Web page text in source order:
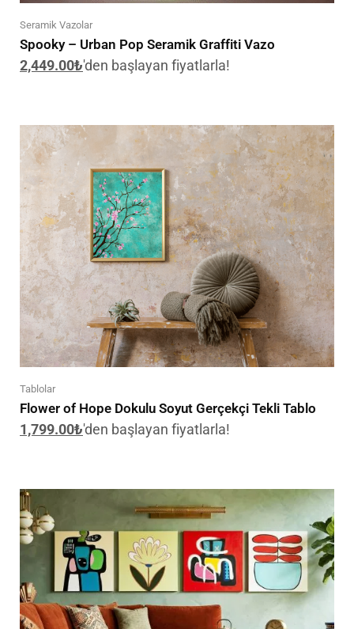
Seramik Vazolar
Spooky – Urban Pop Seramik Graffiti Vazo
2,449.00₺'den başlayan fiyatlarla!
Tablolar
Flower of Hope Dokulu Soyut Gerçekçi Tekli Tablo
1,799.00₺'den başlayan fiyatlarla!